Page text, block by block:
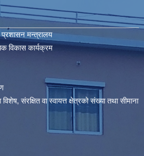
प्रशासन मन्त्रालय
विकास कार्यक्रम
संरक्षित वा स्वायत्त क्षेत्रको संख्या तथा सीमाना